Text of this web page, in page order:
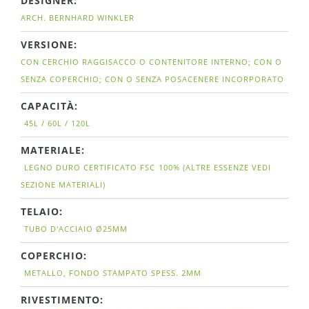
ARCH. BERNHARD WINKLER
VERSIONE:
CON CERCHIO RAGGISACCO O CONTENITORE INTERNO; CON O
SENZA COPERCHIO; CON O SENZA POSACENERE INCORPORATO
CAPACITÀ:
45L / 60L / 120L
MATERIALE:
LEGNO DURO CERTIFICATO FSC 100% (ALTRE ESSENZE VEDI
SEZIONE MATERIALI)
TELAIO:
TUBO D'ACCIAIO Ø25MM
COPERCHIO:
METALLO, FONDO STAMPATO SPESS. 2MM
RIVESTIMENTO: